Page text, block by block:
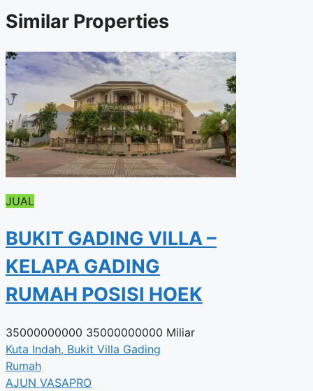
Similar Properties
JUAL
BUKIT GADING VILLA –
KELAPA GADING
RUMAH POSISI HOEK
35000000000 35000000000 Miliar
Kuta Indah, Bukit Villa Gading
Rumah
AJUN VASAPRO